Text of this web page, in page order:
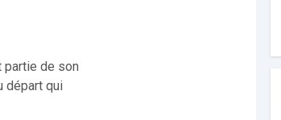
partie de son
départ qui